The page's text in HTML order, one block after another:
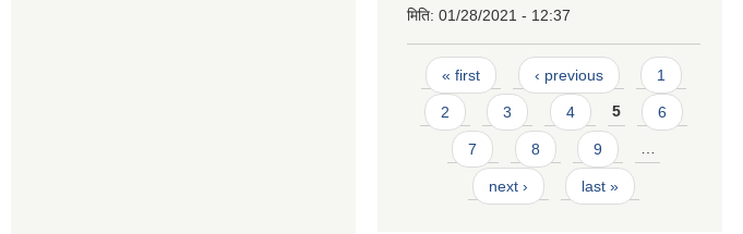
मिति: 01/28/2021 - 12:37
Pages
« first ‹ previous 1
2 3 4 5 6
7 8 9 …
next › last »